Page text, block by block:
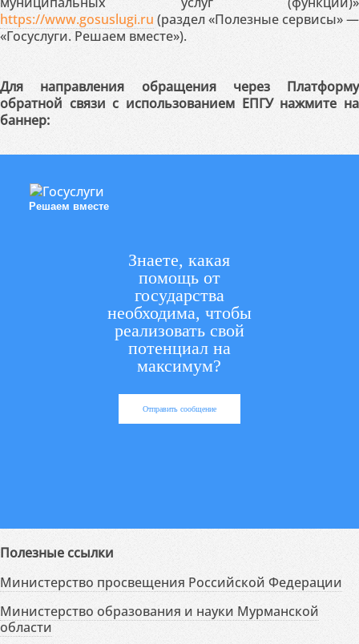
https://www.gosuslugi.ru (раздел «Полезные сервисы» —
«Госуслуги. Решаем вместе»).
Для направления обращения через Платформу
обратной связи с использованием ЕПГУ нажмите на
баннер:
Решаем вместе
Знаете, какая
помощь от
государства
необходима, чтобы
реализовать свой
потенциал на
максимум?
Отправить сообщение
Полезные ссылки
Министерство просвещения Российской Федерации
Министерство образования и науки Мурманской
области